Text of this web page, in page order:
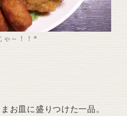
ゃ～！！*
お皿に盛りつけた一品。